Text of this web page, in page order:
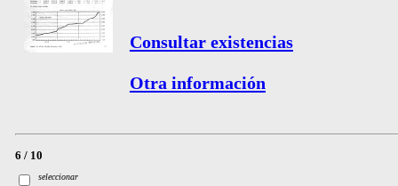
Consultar existencias
Otra información
6 / 10
seleccionar